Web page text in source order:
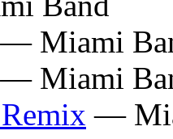
— Miami
— Miami
—